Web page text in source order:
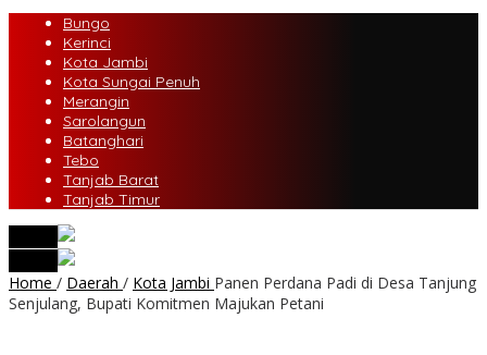
Bungo
Kerinci
Kota Jambi
Kota Sungai Penuh
Merangin
Sarolangun
Batanghari
Tebo
Tanjab Barat
Tanjab Timur
Home / Daerah / Kota Jambi Panen Perdana Padi di Desa Tanjung
Senjulang, Bupati Komitmen Majukan Petani